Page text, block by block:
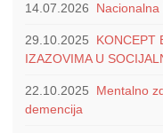
14.07.2026
29.10.2025
KONCEPT
IZAZOVIMA U
22.10.2025
Mentalno
demencija